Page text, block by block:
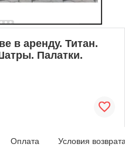
в аренду. Титан.
Палатки.
Оплата Условия